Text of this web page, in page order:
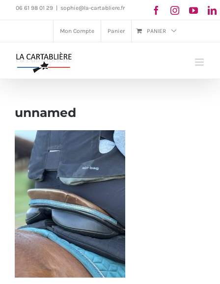
Passer06 61 98 01 29 sophie@la-cartabliere.fr
Mon Compte Panier PANIER
unnamed